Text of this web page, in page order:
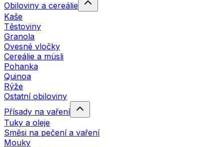
Obiloviny a cereálie
Kaše
Těstoviny
Granola
Ovesné vločky
Cereálie a müsli
Pohanka
Quinoa
Rýže
Ostatní obiloviny
Přísady na vaření
Tuky a oleje
Směsi na pečení a vaření
Mouky